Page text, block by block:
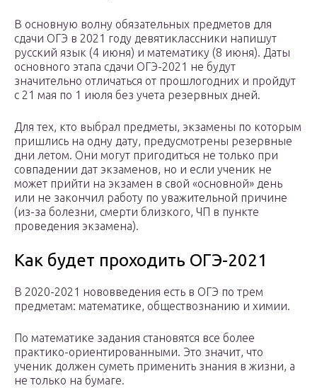
В основную волну обязательных предметов для
сдачи ОГЭ в 2021 году девятиклассники напишут
русский язык (4 июня) и математику (8 июня). Даты
основного этапа сдачи ОГЭ-2021 не будут
значительно отличаться от прошлогодних и пройдут
с 21 мая по 1 июля без учета резервных дней.
Для тех, кто выбрал предметы, экзамены по которым
пришлись на одну дату, предусмотрены резервные
дни летом. Они могут пригодиться не только при
совпадении дат экзаменов, но и если ученик не
может прийти на экзамен в свой «основной» день
или не закончил работу по уважительной причине
(из-за болезни, смерти близкого, ЧП в пункте
проведения экзамена).
Как будет проходить ОГЭ-2021
В 2020-2021 нововведения есть в ОГЭ по трем
предметам: математике, обществознанию и химии.
По математике задания становятся все более
практико-ориентированными. Это значит, что
ученик должен суметь применить знания в жизни, а
не только на бумаге.